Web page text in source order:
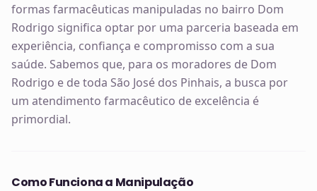
formas farmacêuticas manipuladas no bairro Dom
Rodrigo significa optar por uma parceria baseada em
experiência, confiança e compromisso com a sua
saúde. Sabemos que, para os moradores de Dom
Rodrigo e de toda São José dos Pinhais, a busca por
um atendimento farmacêutico de excelência é
primordial.
Como Funciona a Manipulação